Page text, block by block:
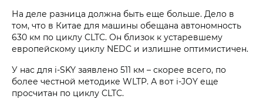
На деле разница должна быть еще больше. Дело в
том, что в Китае для машины обещана автономность
630 км по циклу CLTC. Он близок к устаревшему
европейскому циклу NEDC и излишне оптимистичен.
У нас для i‑SKY заявлено 511 км – скорее всего, по
более честной методике WLTP. А вот i‑JOY еще
просчитан по циклу CLTC.